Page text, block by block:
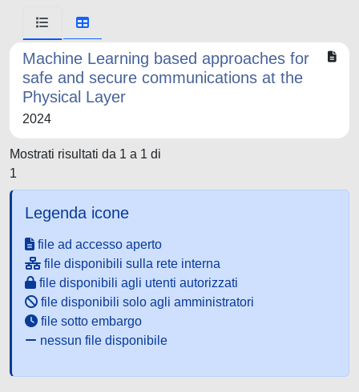
Machine Learning based approaches for
safe and secure communications at the
Physical Layer
2024
Mostrati risultati da 1 a 1 di
1
Legenda icone
file ad accesso aperto
file disponibili sulla rete interna
file disponibili agli utenti autorizzati
file disponibili solo agli amministratori
file sotto embargo
nessun file disponibile